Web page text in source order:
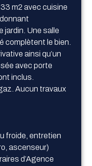
m2 avec cuisine
jardin. Une salle
complètent le bien.
ainsi qu’un
avec porte
inclus.
Aucun travaux
froide, entretien
ascenseur)
d’Agence